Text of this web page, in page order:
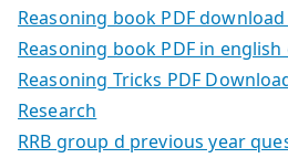
Reasoning book PDF
Reasoning book PDF in
Reasoning Tricks PDF
Research
RRB group d previous year